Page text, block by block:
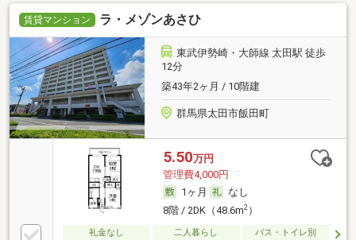
賃貸マンション ラ・メゾンあさひ
東武伊勢崎・大師線 太田駅 徒歩
12分
築43年2ヶ月 / 10階建
群馬県太田市飯田町
5.50万円
管理費4,000円
1ヶ月
なし
8階 / 2DK（48.6m2）
礼金なし 二人暮らし バス・トイレ別